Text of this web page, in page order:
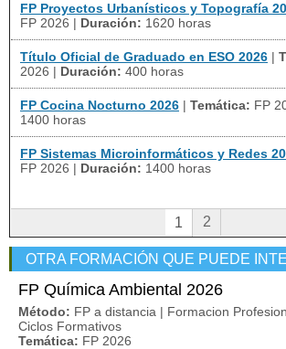
FP Proyectos Urbanísticos y Topografía
FP 2026 | Duración: 1620 horas
Título Oficial de Graduado en ESO 2026 |
2026 | Duración: 400 horas
FP Cocina Nocturno 2026 | Temática: FP
1400 horas
FP Sistemas Microinformáticos y Redes
FP 2026 | Duración: 1400 horas
1 2
OTRA FORMACIÓN QUE PUEDE
FP Química Ambiental 2026
Método: FP a distancia | Formacion
Ciclos Formativos
Temática: FP 2026